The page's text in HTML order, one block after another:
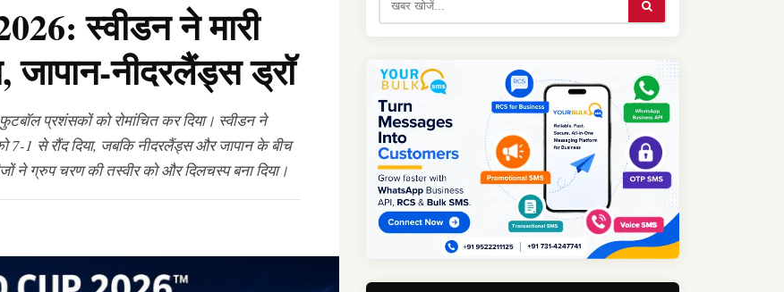
स्वीडन ने मारी
जापान-नीदरलैंड्स ड्रॉ
प्रशंसकों को रोमांचित कर दिया। स्वीडन ने
7-1 से रौंद दिया, जबकि नीदरलैंड्स और जापान के बीच
ने ग्रुप चरण की तस्वीर को और दिलचस्प बना दिया।